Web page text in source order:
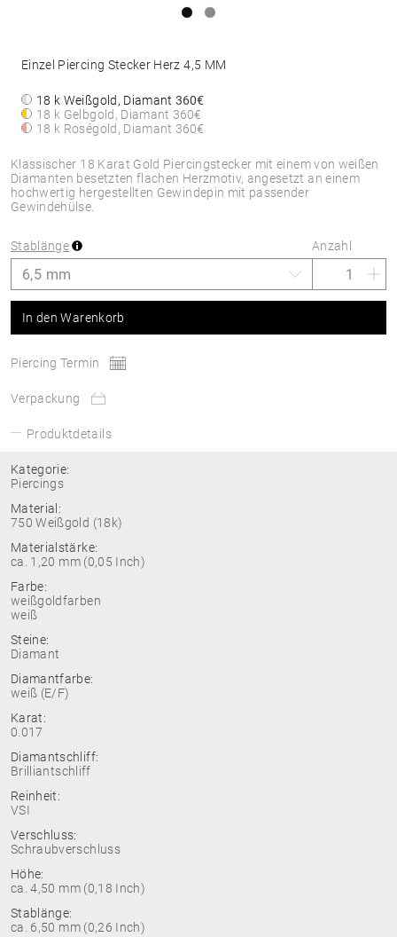
Klassischer 18 Karat Gold Piercingstecker mit einem von weißen
Diamanten besetzten flachen Herzmotiv, angesetzt an einem
hochwertig hergestellten Gewindepin mit passender
Gewindehülse.
Einzel Piercing Stecker Herz 4,5 MM
18 k Weißgold, Diamant360€
18 k Gelbgold, Diamant360€
18 k Roségold, Diamant360€
Stablänge Anzahl
In den Warenkorb
Piercing Termin
Verpackung
Produktdetails
Kategorie:
Piercings
Material:
750 Weißgold (18k)
Materialstärke:
ca. 1,20 mm (0,05 Inch)
Farbe:
weißgoldfarben
weiß
Steine:
Diamant
Diamantfarbe:
weiß (E/F)
Karat:
0.017
Diamantschliff:
Brilliantschliff
Reinheit:
VSI
Verschluss:
Schraubverschluss
Höhe:
ca. 4,50 mm (0,18 Inch)
Stablänge:
ca. 6,50 mm (0,26 Inch)